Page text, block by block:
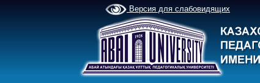
Версия для слабовидящих